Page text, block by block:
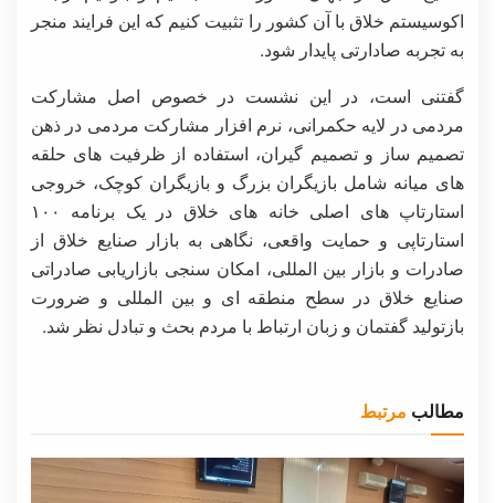
اکوسیستم خلاق با آن کشور را تثبیت کنیم که این فرایند منجر
به تجربه صادارتی پایدار شود.
گفتنی است، در این نشست در خصوص اصل مشارکت
مردمی در لایه حکمرانی، نرم افزار مشارکت مردمی در ذهن
تصمیم ساز ‌و تصمیم گیران، استفاده از ظرفیت های حلقه
های میانه شامل بازیگران بزرگ و بازیگران کوچک، خروجی
استارتاپ های اصلی خانه های خلاق در یک برنامه ۱۰۰
استارتاپی و حمایت واقعی، نگاهی به بازار صنایع خلاق از
صادرات و بازار بین المللی، امکان سنجی بازاریابی صادراتی
صنایع خلاق در سطح منطقه ای و بین المللی و ضرورت
بازتولید گفتمان و زبان ارتباط با مردم بحث و تبادل نظر شد.
مطالب مرتبط